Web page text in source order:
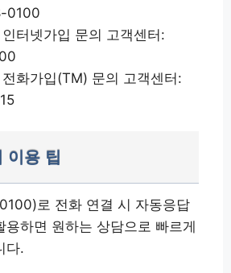
0100
터넷가입 문의 고객센터:
화가입(TM) 문의 고객센터:
이용 팁
로 전화 연결 시 자동응답
용하면 원하는 상담으로 빠르게
다.